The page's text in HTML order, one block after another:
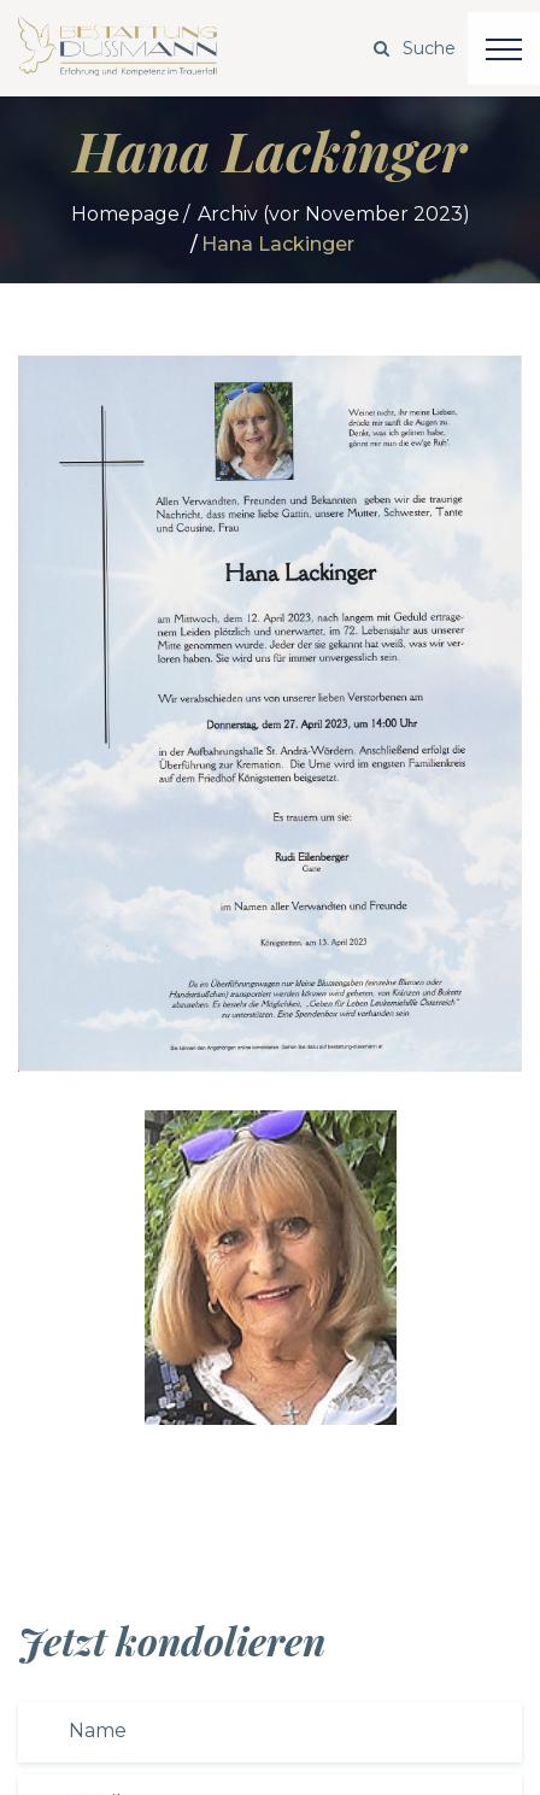
Hana Lackinger
Homepage
Archiv (vor November 2023)
Hana Lackinger
Jetzt kondolieren